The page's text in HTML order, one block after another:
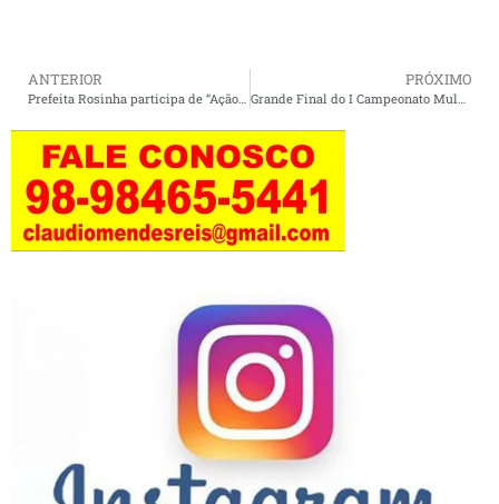
ANTERIOR
Prefeita Rosinha participa de “Ação Municipalista” em Pinheiro com foco no fortalecimento dos municípios da Baixada.
PRÓXIMO
Grande Final do I Campeonato Mulher Maravilha agita Cururupu neste sábado (21).